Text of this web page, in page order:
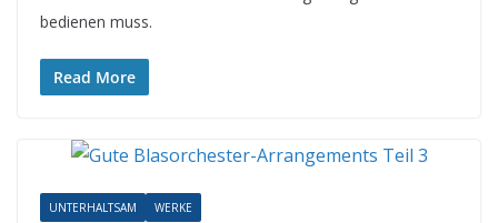
bedienen muss.
Read More
UNTERHALTSAM WERKE